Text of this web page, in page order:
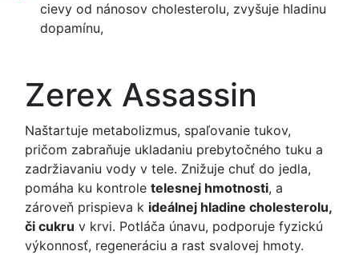
cievy od nánosov cholesterolu, zvyšuje hladinu
dopamínu,
Zerex Assassin
Naštartuje metabolizmus, spaľovanie tukov,
pričom zabraňuje ukladaniu prebytočného tuku a
zadržiavaniu vody v tele. Znižuje chuť do jedla,
pomáha ku kontrole telesnej hmotnosti, a
zároveň prispieva k ideálnej hladine cholesterolu,
či cukru v krvi. Potláča únavu, podporuje fyzickú
výkonnosť, regeneráciu a rast svalovej hmoty.